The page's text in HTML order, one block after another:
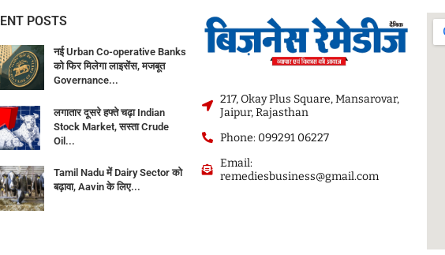
POSTS
नई Urban Co-operative Banks
को फिर मिलेगा लाइसेंस, मजबूत
Governance...
लगातार दूसरे हफ्ते चढ़ा Indian
Stock Market, सस्ता Crude
Oil...
Tamil Nadu में Dairy Sector को
बढ़ावा, Aavin के लिए...
217, Okay Plus Square, Mansarovar,
Jaipur, Rajasthan
Phone: 099291 06227
Email:
remediesbusiness@gmail.com